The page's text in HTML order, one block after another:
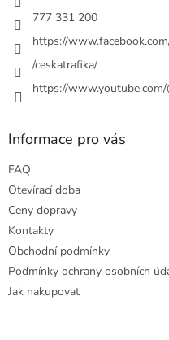
777 331 200
https://
/ceskatrafika/
https://www.youtube.com/
Informace pro vás
FAQ
Otevírací doba
Ceny dopravy
Kontakty
Obchodní podmínky
Podmínky ochrany osobních
Jak nakupovat